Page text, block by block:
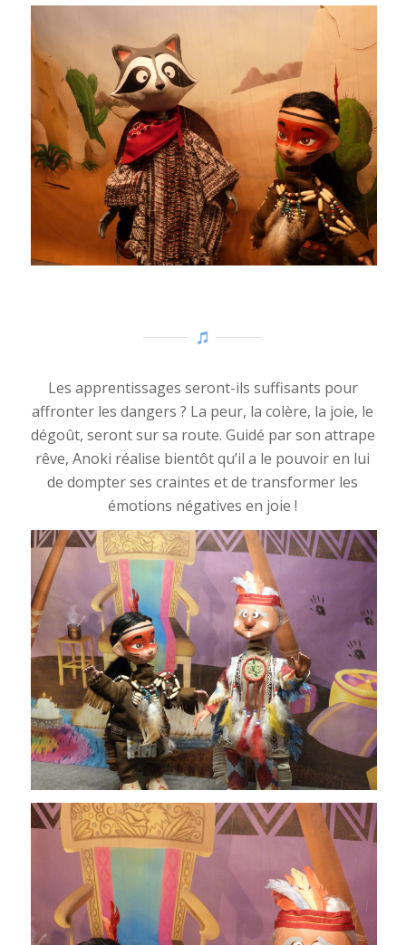
Les apprentissages seront-ils suffisants pour
affronter les dangers ? La peur, la colère, la joie, le
dégoût, seront sur sa route. Guidé par son attrape
rêve, Anoki réalise bientôt qu’il a le pouvoir en lui
de dompter ses craintes et de transformer les
émotions négatives en joie !